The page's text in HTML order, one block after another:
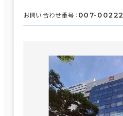
お問い合わせ番号： 007-00222